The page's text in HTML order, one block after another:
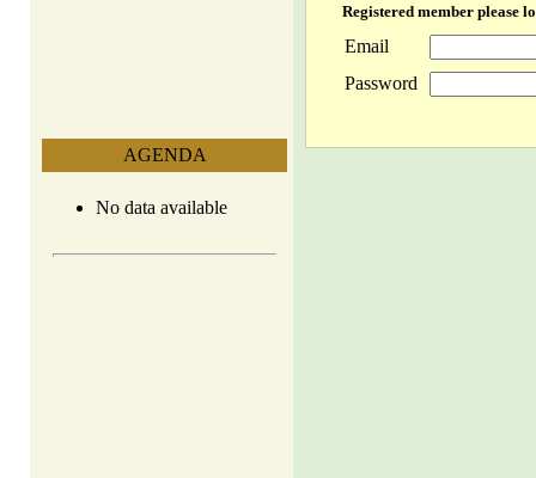
AGENDA
No data available
Registered member please
Email
Password